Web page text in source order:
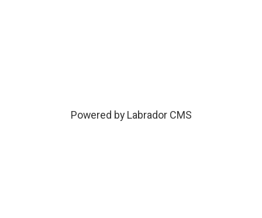
Powered by Labrador CMS